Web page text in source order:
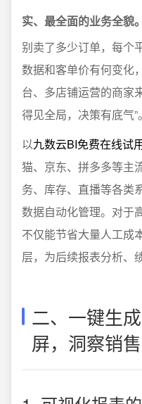
实、最全面的业务全貌。
别卖了多少订单，每个
数据和客单价有何变化
台、多店铺运营的商家
得见全局，决策有底气”。
以九数云BI免费在线试
猫、京东、拼多多等主
务、库存、直播等各类
数据自动化管理。对于
不仅能节省大量人工成
层，为后续报表分析、
二、一键生
屏，洞察销